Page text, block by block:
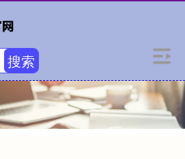
搜索